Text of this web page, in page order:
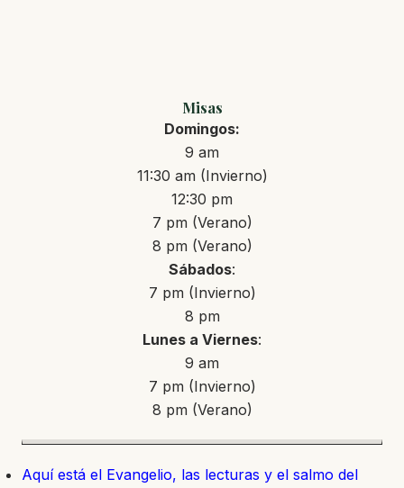
Misas
Domingos:
9 am
11:30 am (Invierno)
12:30 pm
7 pm (Verano)
8 pm (Verano)
Sábados:
7 pm (Invierno)
8 pm
Lunes a Viernes:
9 am
7 pm (Invierno)
8 pm (Verano)
Aquí está el Evangelio, las lecturas y el salmo del